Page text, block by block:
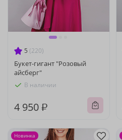
5 (220)
Букет-гигант "Розовый
айсберг"
В наличии
4 950 ₽
Новинка